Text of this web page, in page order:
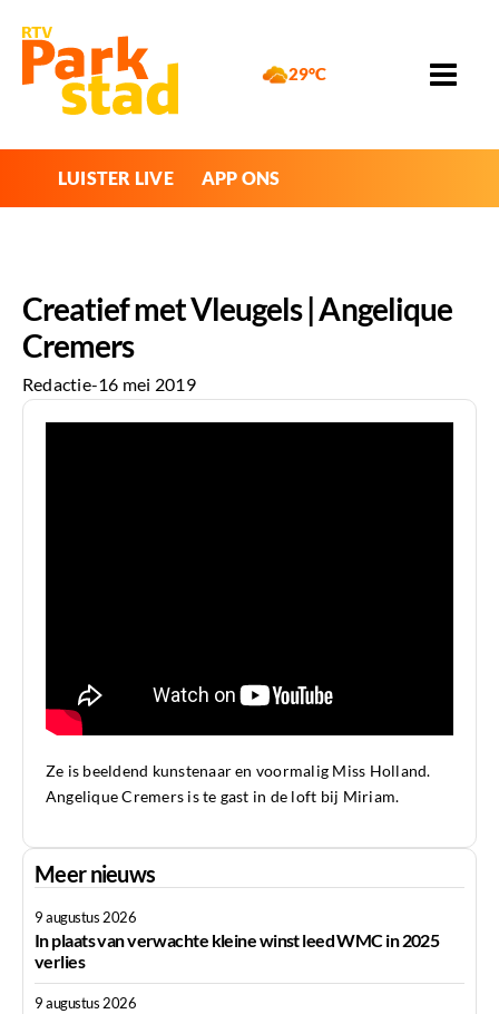
29°C
LUISTER LIVE APP ONS
Creatief met Vleugels | Angelique
Cremers
Redactie-16 mei 2019
Ze is beeldend kunstenaar en voormalig Miss Holland.
Angelique Cremers is te gast in de loft bij Miriam.
Meer nieuws
9 augustus 2026
In plaats van verwachte kleine winst leed WMC in 2025
verlies
9 augustus 2026